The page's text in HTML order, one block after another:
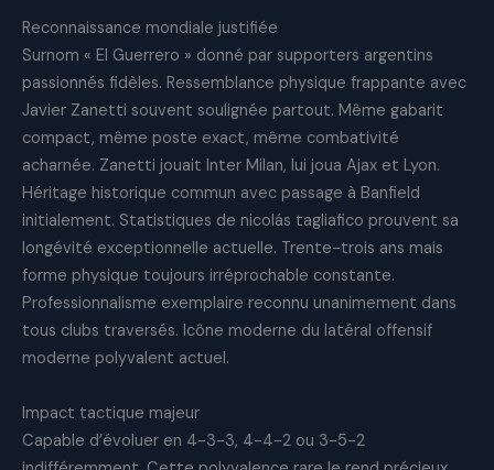
Reconnaissance mondiale justifiée
Surnom « El Guerrero » donné par supporters argentins
passionnés fidèles. Ressemblance physique frappante avec
Javier Zanetti souvent soulignée partout. Même gabarit
compact, même poste exact, même combativité
acharnée. Zanetti jouait Inter Milan, lui joua Ajax et Lyon.
Héritage historique commun avec passage à Banfield
initialement. Statistiques de nicolás tagliafico prouvent sa
longévité exceptionnelle actuelle. Trente-trois ans mais
forme physique toujours irréprochable constante.
Professionnalisme exemplaire reconnu unanimement dans
tous clubs traversés. Icône moderne du latéral offensif
moderne polyvalent actuel.
Impact tactique majeur
Capable d’évoluer en 4-3-3, 4-4-2 ou 3-5-2